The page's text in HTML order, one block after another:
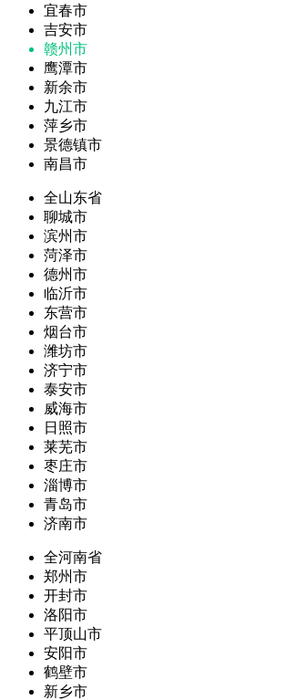
宜春市
吉安市
赣州市
鹰潭市
新余市
九江市
萍乡市
景德镇市
南昌市
全山东省
聊城市
滨州市
菏泽市
德州市
临沂市
东营市
烟台市
潍坊市
济宁市
泰安市
威海市
日照市
莱芜市
枣庄市
淄博市
青岛市
济南市
全河南省
郑州市
开封市
洛阳市
平顶山市
安阳市
鹤壁市
新乡市